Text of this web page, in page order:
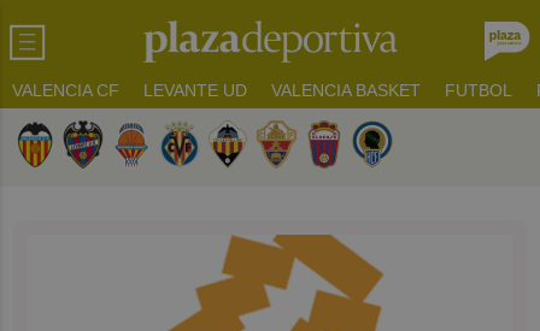
VALENCIA CF LEVANTE UD VALENCIA BASKET FUTBOL